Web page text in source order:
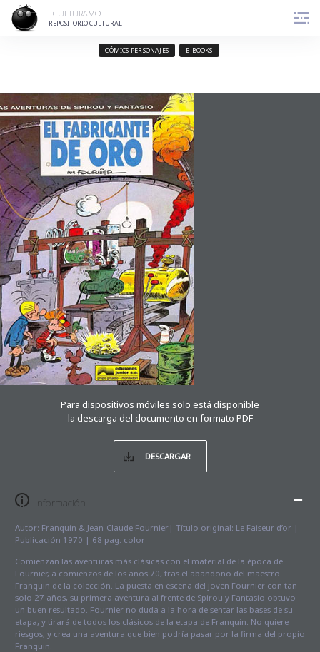
CULTURAMO
REPOSITORIO CULTURAL
CÓMICS PERSONAJES E-BOOKS
Para dispositivos móviles solo está disponible
la descarga del documento en formato PDF
DESCARGAR
información
Autor: Franquin & Jean-Claude Fournier| Título original: Le Faiseur d’or |
Publicación 1970 | 68 pag. color
Comienzan las aventuras más clásicas con el material de la época de
Fournier, a comienzos de los años 70, tras el abandono del maestro
Franquin de la colección. La puesta en escena del joven Fournier con tan
solo 27 años, su primera aventura al frente de Spirou y Fantasio obtuvo
un buen resultado. Fournier no duda a la hora de sentar las bases de su
etapa, y tirará de todos los clásicos de la etapa de Franquin. No quiere
riesgos, y crea una aventura que bien podría pasar por la firma del propio
Franquin.